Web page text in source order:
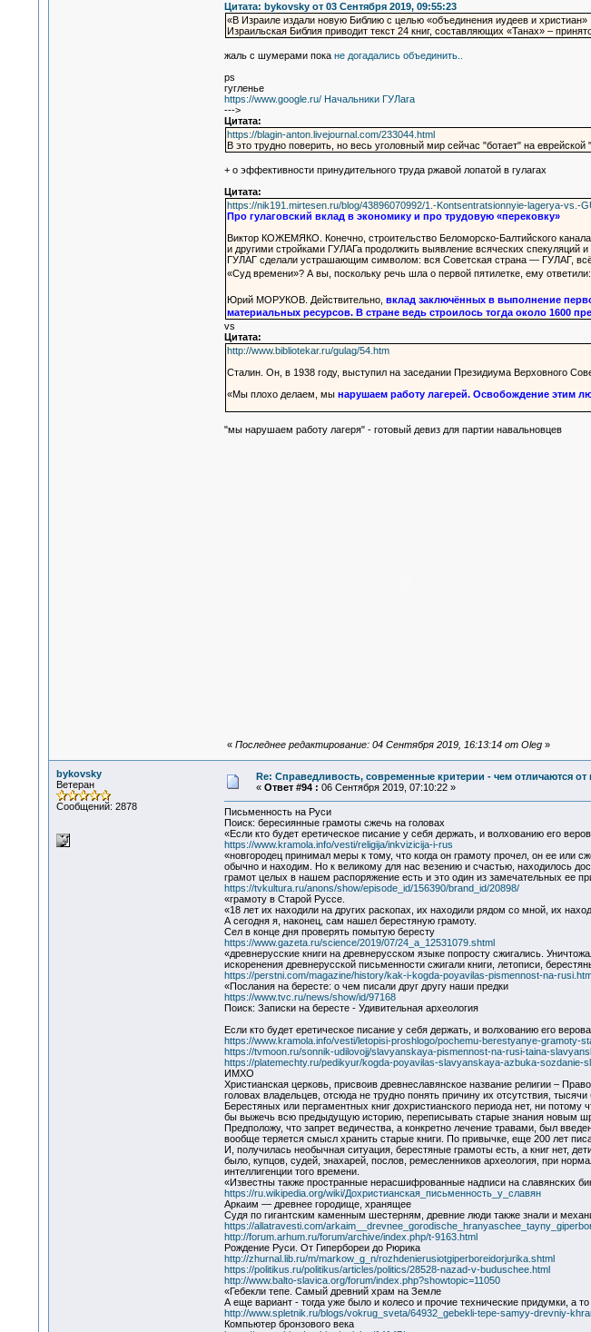
Цитата: bykovsky от 03 Сентября 2019, 09:55:23
«В Израиле издали новую Библию с целью «объединения иудеев и христиан»
Израильская Библия приводит текст 24 книг, составляющих «Танах» –
жаль с шумерами пока не догадались объединить..
ps
гугленье
https://www.google.ru/ Начальники ГУЛага
--->
Цитата:
https://blagin-anton.livejournal.com/233044.html
В это трудно поверить, но весь уголовный мир сейчас "ботает" на еврейской
+ о эффективности принудительного труда ржавой лопатой в гулагах
Цитата:
https://nik191.mirtesen.ru/blog/43896070992/1.-Kontsentratsionnyie-lagerya-vs.-
Про гулаговский вклад в экономику и про трудовую «перековку»
Виктор КОЖЕМЯКО. Конечно, строительство Беломорско-Балтийского
и другими стройками ГУЛАГа продолжить выявление всяческих спекуляций
ГУЛАГ сделали устрашающим символом: вся Советская страна — ГУЛАГ,
«Суд времени»? А вы, поскольку речь шла о первой пятилетке, ему ответили:
Юрий МОРУКОВ. Действительно, вклад заключённых в выполнение
материальных ресурсов. В стране ведь строилось тогда около 1600
vs
Цитата:
http://www.bibliotekar.ru/gulag/54.htm
Сталин. Он, в 1938 году, выступил на заседании Президиума Верховного
«Мы плохо делаем, мы нарушаем работу лагерей. Освобождение этим
"мы нарушаем работу лагеря" - готовый девиз для партии навальновцев
« Последнее редактирование: 04 Сентября 2019, 16:13:14 от Oleg»
bykovsky
Ветеран
Сообщений: 2878
Re: Справедливость, современные критерии - чем отличаются от
« Ответ #94 : 06 Сентября 2019, 07:10:22 »
Письменность на Руси
Поиск: бересиянные грамоты сжечь на головах
«Если кто будет еретическое писание у себя держать, и волхованию его
https://www.kramola.info/vesti/religija/inkvizicija-i-rus
«новгородец принимал меры к тому, что когда он грамоту прочел, он ее или
обычно и находим. Но к великому для нас везению и счастью, находилось
грамот целых в нашем распоряжение есть и это один из замечательных ее
https://tvkultura.ru/anons/show/episode_id/156390/brand_id/20898/
«грамоту в Старой Руссе.
«18 лет их находили на других раскопах, их находили рядом со мной, их
А сегодня я, наконец, сам нашел берестяную грамоту.
Сел в конце дня проверять помытую бересту
https://www.gazeta.ru/science/2019/07/24_a_12531079.shtml
«древнерусские книги на древнерусском языке попросту сжигались.
искоренения древнерусской письменности сжигали книги, летописи,
https://perstni.com/magazine/history/kak-i-kogda-poyavilas-pismennost-na-
«Послания на бересте: о чем писали друг другу наши предки
https://www.tvc.ru/news/show/id/97168
Поиск: Записки на бересте - Удивительная археология
Если кто будет еретическое писание у себя держать, и волхованию его
https://www.kramola.info/vesti/letopisi-proshlogo/pochemu-berestyanye-gramoty-
https://tvmoon.ru/sonnik-udilovojj/slavyanskaya-pismennost-na-rusi-taina-
https://platemechty.ru/pedikyur/kogda-poyavilas-slavyanskaya-azbuka-sozdanie-
ИМХО
Христианская церковь, присвоив древнеславянское название религии –
головах владельцев, отсюда не трудно понять причину их отсутствия,
Берестяных или пергаментных книг дохристианского периода нет, ни
бы выжечь всю предыдущую историю, переписывать старые знания новым
Предположу, что запрет ведичества, а конкретно лечение травами, был
вообще теряется смысл хранить старые книги. По привычке, еще 200 лет
И, получилась необычная ситуация, берестяные грамоты есть, а книг нет,
было, купцов, судей, знахарей, послов, ремесленников археология, при
интеллигенции того времени.
«Известны также пространные нерасшифрованные надписи на славянских
https://ru.wikipedia.org/wiki/Дохристианская_письменность_у_славян
Аркаим — древнее городище, хранящее
Судя по гигантским каменным шестерням, древние люди также знали и
https://allatravesti.com/
http://forum.arhum.ru/forum/archive/index.php/t-9163.html
Рождение Руси. От Гипербореи до Рюрика
http://zhurnal.lib.ru/m/markow_g_n/rozhdenierusiotgiperboreidorjurika.shtml
https://politikus.ru/politikus/articles/politics/28528-nazad-v-buduschee.html
http://www.balto-slavica.org/forum/index.php?showtopic=11050
«Гебекли тепе. Самый древний храм на Земле
А еще вариант - тогда уже было и колесо и прочие технические придумки, а
http://www.spletnik.ru/blogs/vokrug_sveta/64932_gebekli-tepe-samyy-drevniy-
Компьютер бронзового века